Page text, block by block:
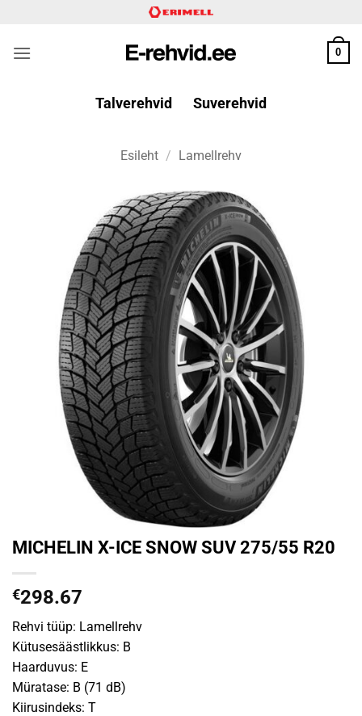
content
0
Talverehvid Suverehvid
Esileht / Lamellrehv
MICHELIN X-ICE SNOW SUV 275/55 R20
€298.67
Rehvi tüüp: Lamellrehv
Kütusesäästlikkus: B
Haarduvus: E
Müratase: B (71 dB)
Kiirusindeks: T